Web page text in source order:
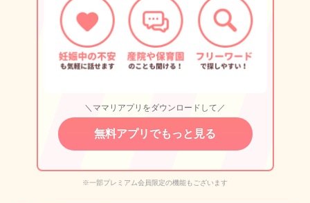
＼ママリアプリをダウンロードして／
無料アプリでもっと見る
※一部プレミアム会員限定の機能もございます